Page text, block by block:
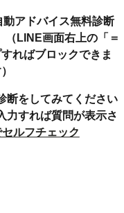
アドバイス無料診断
LINE画面右上の「＝
ればブロックできま
断をしてみてください
力すれば質問が表示さ
ルフチェック